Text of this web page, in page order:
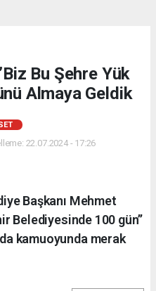
Bu Şehre Yük
Almaya Geldik
22.07.2024 - 17:26
Başkanı Mehmet
Belediyesinde 100 gün’’
kamuoyunda merak